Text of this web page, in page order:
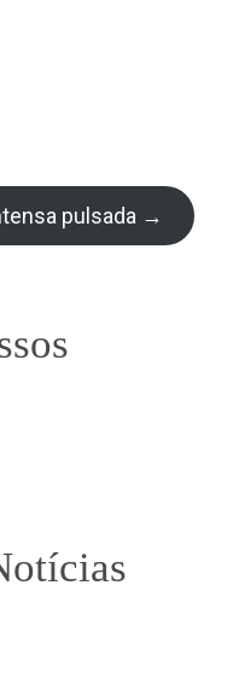
pulsada →